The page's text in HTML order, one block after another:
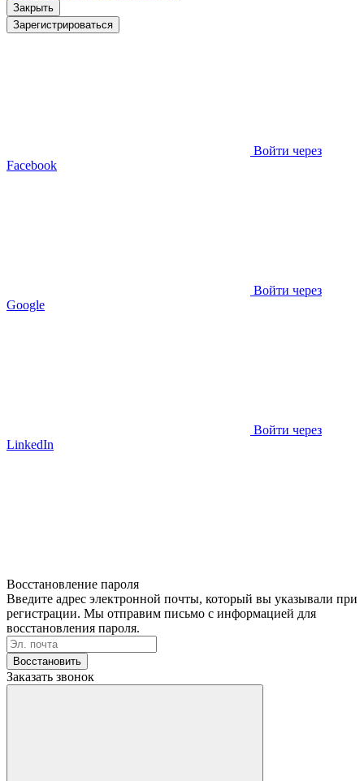
Закрыть
Зарегистрироваться
Войти через
Facebook
Войти через
Google
Войти через
LinkedIn
Восстановление пароля
Введите адрес электронной почты, который вы указывали при
регистрации. Мы отправим письмо с информацией для
восстановления пароля.
Восстановить
Заказать звонок